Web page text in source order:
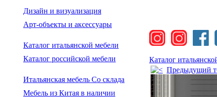
Дизайн и визуализация
Арт-объекты и аксессуары
Каталог итальянской мебели
Каталог российской мебели
Итальянская мебель Со склада
Мебель из Китая в наличии
Каталог
Предыдущий